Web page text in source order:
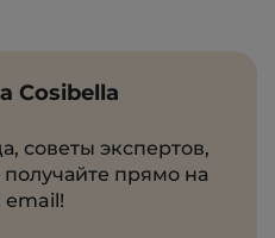
Cosibella
советы экспертов,
прямо на
email!